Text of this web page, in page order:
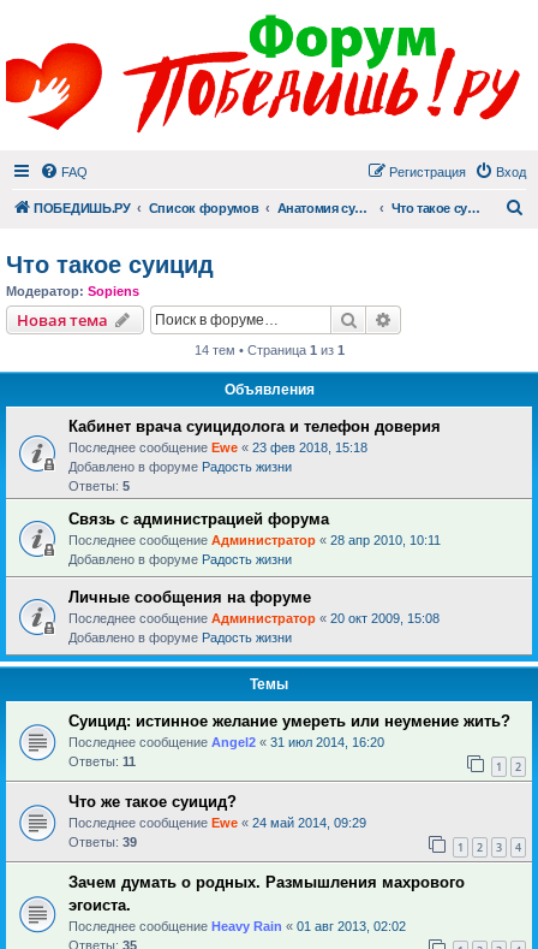
FAQ Вход
Регистрация
ПОБЕДИШЬ.РУ Список форумов Анатомия суицида Что такое суицид
Что такое суицид
Модератор: Sopiens
Новая тема Поиск
14 тем • Страница 1 из 1
Объявления
Кабинет врача суицидолога и телефон доверия
Последнее сообщение Ewe « 23 фев 2018, 15:18
Добавлено в форуме Радость жизни
Ответы: 5
Связь с администрацией форума
Последнее сообщение Администратор « 28 апр 2010, 10:11
Добавлено в форуме Радость жизни
Личные сообщения на форуме
Последнее сообщение Администратор « 20 окт 2009, 15:08
Добавлено в форуме Радость жизни
Темы
Суицид: истинное желание умереть или неумение жить?
Последнее сообщение Angel2 « 31 июл 2014, 16:20
Ответы: 11 1 2
Что же такое суицид?
Последнее сообщение Ewe « 24 май 2014, 09:29
Ответы: 39 1 2 3 4
Зачем думать о родных. Размышления махрового
эгоиста.
Последнее сообщение Heavy Rain « 01 авг 2013, 02:02
Ответы: 35